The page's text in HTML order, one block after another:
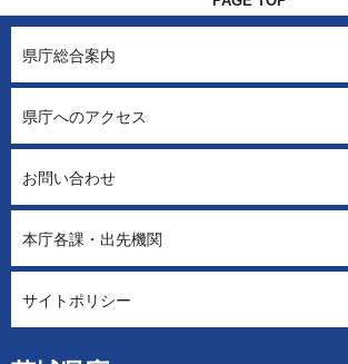
県庁総合案内
県庁へのアクセス
お問い合わせ
本庁各課・出先機関
サイトポリシー